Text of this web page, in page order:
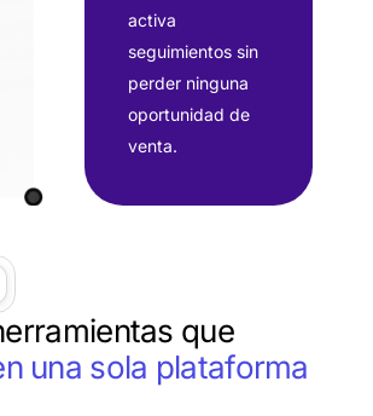
activa
seguimientos sin
perder ninguna
oportunidad de
venta.
que
una sola plataforma